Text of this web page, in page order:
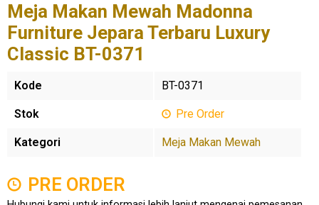
Meja Makan Mewah Madonna
Furniture Jepara Terbaru Luxury
Classic BT-0371
Kode BT-0371
Stok Pre Order
Kategori Meja Makan Mewah
PRE ORDER